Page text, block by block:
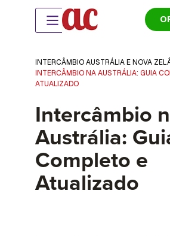
INTERCÂMBIO AUSTRÁLIA E NOVA
INTERCÂMBIO NA AUSTRÁLIA: GUIA
ATUALIZADO
Intercâmbio
Austrália:
Completo e
Atualizado